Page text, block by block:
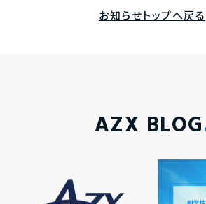
お知らせトップへ戻る
AZX BLOG